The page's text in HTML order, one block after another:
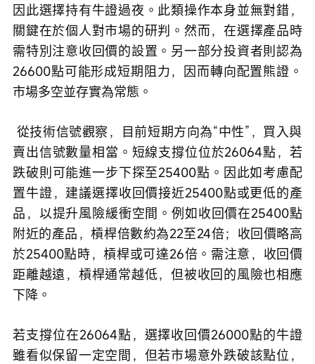
因此選擇持有牛證過夜。此類操作本身並無對錯，
關鍵在於個人對市場的研判。然而，在選擇產品時
需特別注意收回價的設置。另一部分投資者則認為
26600點可能形成短期阻力，因而轉向配置熊證。
市場多空並存實為常態。
賣出信號數量相當。短線支撐位位於26064點，若
跌破則可能進一步下探至25400點。因此如考慮配
置牛證，建議選擇收回價接近25400點或更低的產
品，以提升風險緩衝空間。例如收回價在25400點
附近的產品，槓桿倍數約為22至24倍；收回價略高
於25400點時，槓桿或可達26倍。需注意，收回價
距離越遠，槓桿通常越低，但被收回的風險也相應
下降。
若支撐位在26064點，選擇收回價26000點的牛證
雖看似保留一定空間，但若市場意外跌破該點位，